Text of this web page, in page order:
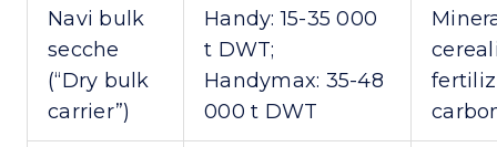
Navi bulk
secche
(“Dry bulk
carrier”)
Handy: 15-35 000
t DWT;
Handymax: 35-48
000 t DWT